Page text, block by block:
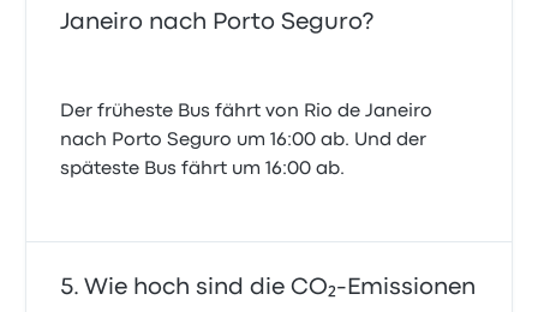
Janeiro nach Porto Seguro?
Der früheste Bus fährt von Rio de Janeiro
nach Porto Seguro um 16:00 ab. Und der
späteste Bus fährt um 16:00 ab.
Wie hoch sind die CO₂-Emissionen